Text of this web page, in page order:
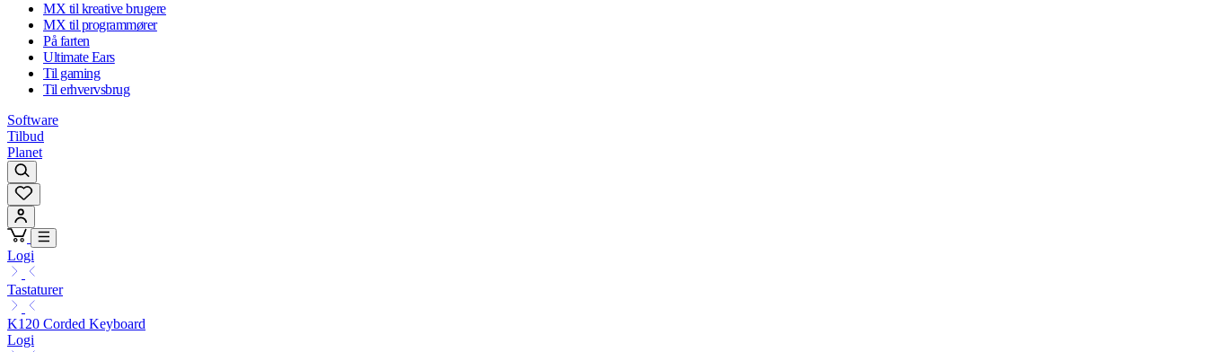
MX til kreative brugere
MX til programmører
På farten
Ultimate Ears
Til gaming
Til erhvervsbrug
Software
Tilbud
Planet
Logi
Tastaturer
K120 Corded Keyboard
Logi